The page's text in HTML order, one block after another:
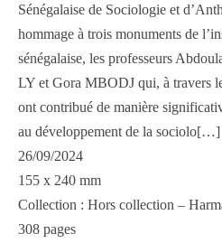
Sénégalaise de Sociologie et
hommage à trois monuments de
sénégalaise, les professeurs
LY et Gora MBODJ qui, à travers
ont contribué de manière
au développement de la
26/09/2024
155 x 240 mm
Collection : Hors collection –
308 pages